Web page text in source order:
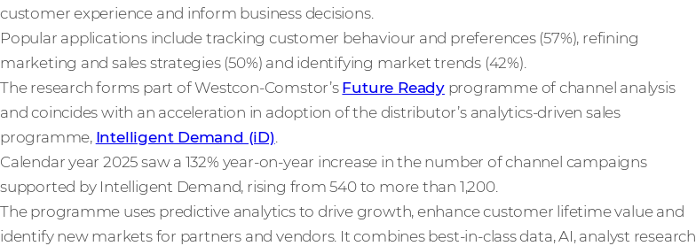
customer experience and inform business decisions.
Popular applications include tracking customer behaviour and preferences (57%), refining
marketing and sales strategies (50%) and identifying market trends (42%).
The research forms part of Westcon-Comstor’s Future Readyprogramme of channel analysis
and coincides with an acceleration in adoption of the distributor’s analytics-driven sales
programme, Intelligent Demand (iD).
Calendar year 2025 saw a 132% year-on-year increase in the number of channel campaigns
supported by Intelligent Demand, rising from 540 to more than 1,200.
The programme uses predictive analytics to drive growth, enhance customer lifetime value and
identify new markets for partners and vendors. It combines best-in-class data, AI, analyst research